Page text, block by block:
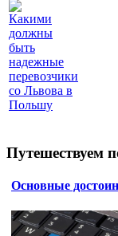
Какими
должны
быть
надежные
перевозчики
со Львова в
Польшу
Путешествуем
Основные